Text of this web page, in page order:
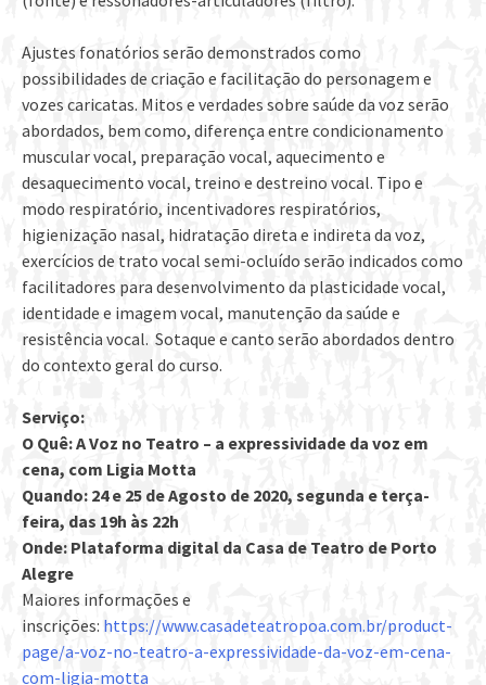
Ajustes fonatórios serão demonstrados como
possibilidades de criação e facilitação do personagem e
vozes caricatas. Mitos e verdades sobre saúde da voz serão
abordados, bem como, diferença entre condicionamento
muscular vocal, preparação vocal, aquecimento e
desaquecimento vocal, treino e destreino vocal. Tipo e
modo respiratório, incentivadores respiratórios,
higienização nasal, hidratação direta e indireta da voz,
exercícios de trato vocal semi-ocluído serão indicados como
facilitadores para desenvolvimento da plasticidade vocal,
identidade e imagem vocal, manutenção da saúde e
resistência vocal. Sotaque e canto serão abordados dentro
do contexto geral do curso.
Serviço:
O Quê: A Voz no Teatro – a expressividade da voz em
cena, com Ligia Motta
Quando: 24 e 25 de Agosto de 2020, segunda e terça-
feira, das 19h às 22h
Onde: Plataforma digital da Casa de Teatro de Porto
Alegre
Maiores informações e
inscrições: https://www.casadeteatropoa.com.br/product-
page/a-voz-no-teatro-a-expressividade-da-voz-em-cena-
com-ligia-motta